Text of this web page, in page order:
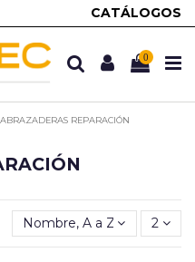
CATÁLOGOS
0
ABRAZADERAS REPARACIÓN
Nombre, A a Z 2